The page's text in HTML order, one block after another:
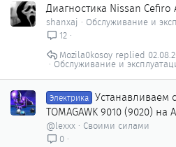
Диагностика Nissan Cefiro
shanxaj
Обслуживание и
12
Обслуживание и
Mozila0kosoy
Электрика Устанавливаем
TOMAGAWK 9010 (9020) на
@lexxx
Своими силами
0